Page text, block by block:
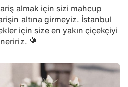
almak için sizi mahcup
altına girmeyiz. İstanbul
için size en yakın çiçekçiyi
💐